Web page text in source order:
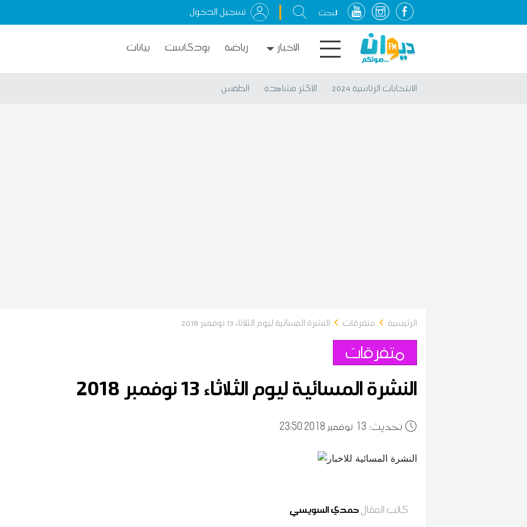
تسجيل الدخول
الاخبار رياضة بودكاست بيانات
الانتخابات الرئاسية 2024 الأكثر مشاهدة الطقس
الرئيسية متفرقات النشرة المسائية ليوم الثلاثاء 13 نوفمبر 2018
متفرقات
النشرة المسائية ليوم الثلاثاء 13 نوفمبر 2018
:تحديث 13 23:50 2018 نوفمبر
كاتب المقالحمدي السويسي